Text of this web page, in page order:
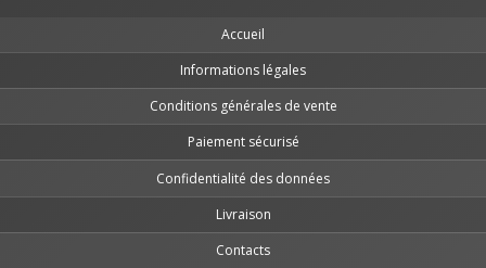
Accueil
Informations légales
Conditions générales de vente
Paiement sécurisé
Confidentialité des données
Livraison
Contacts